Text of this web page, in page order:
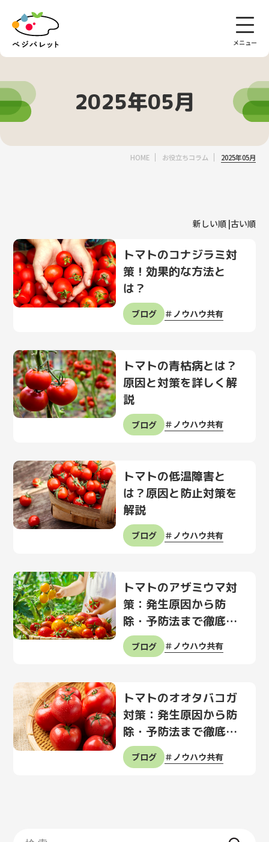
べジパレットとは
導入事例
さまざまな活用例
資料請求
2025年05月
HOME お役立ちコラム 2025年05月
新しい順 |古い順
トマトのコナジラミ対
策！効果的な方法と
は？
ブログ ノウハウ共有
トマトの青枯病とは？
原因と対策を詳しく解
説
ブログ ノウハウ共有
トマトの低温障害と
は？原因と防止対策を
解説
ブログ ノウハウ共有
トマトのアザミウマ対
策：発生原因から防
除・予防法まで徹底解
説
ブログ ノウハウ共有
トマトのオオタバコガ
対策：発生原因から防
除・予防法まで徹底解
説
ブログ ノウハウ共有